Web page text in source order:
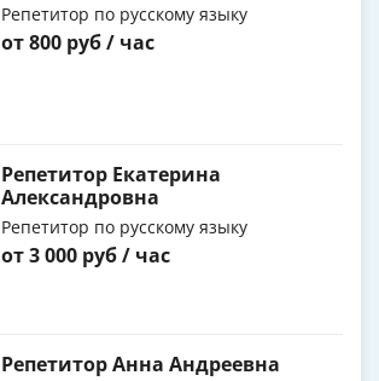
Репетитор по русскому языку
от 800 руб / час
Репетитор Екатерина
Александровна
Репетитор по русскому языку
от 3 000 руб / час
Репетитор Анна Андреевна